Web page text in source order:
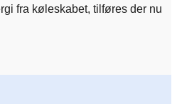
fra køleskabet, tilføres der nu